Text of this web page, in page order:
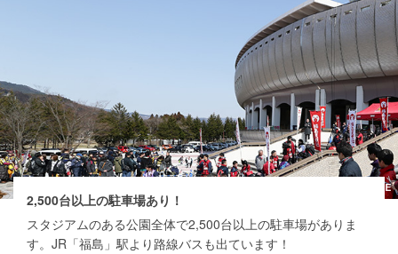
2,500台以上の駐車場あり！
スタジアムのある公園全体で2,500台以上の駐車場がありま
す。JR「福島」駅より路線バスも出ています！